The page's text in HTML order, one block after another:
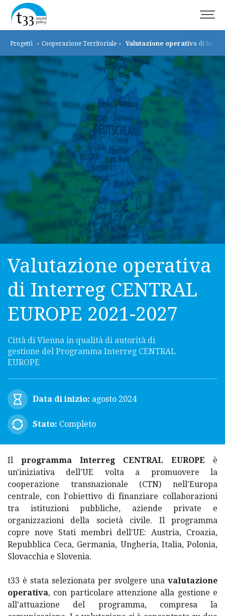
Progetti › Cooperazione Territoriale › Valutazione operativa di
Valutazione operativa
di Interreg CENTRAL
EUROPE 2021-2027
Città di Vienna in qualità di autorità di
gestione del Programma Interreg CENTRAL
EUROPE
Data di inizio: agosto 2024
Stato: Completo
Il programma Interreg CENTRAL EUROPE è
un'iniziativa dell'UE volta a promuovere la
cooperazione transnazionale (CTN) nell'Europa
centrale, con l'obiettivo di finanziare collaborazioni
tra istituzioni pubbliche, aziende private e
organizzazioni della società civile. Il programma
copre nove Stati membri dell'UE: Austria, Croazia,
Repubblica Ceca, Germania, Ungheria, Italia, Polonia,
Slovacchia e Slovenia.
t33 è stata selezionata per svolgere una valutazione
operativa, con particolare attenzione alla gestione e
all'attuazione del programma, compresa la